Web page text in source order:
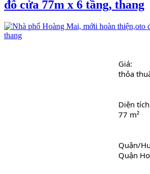
đỗ cửa 77m x 6 tầng, thang
Giá:
thỏa
Diện
77 m²
Quận/
Quận